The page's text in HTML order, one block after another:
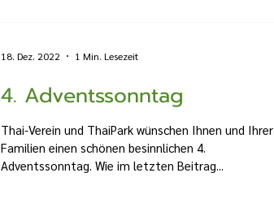
4. Adventssonntag
Thai-Verein und ThaiPark wünschen Ihnen und Ihrer
Familien einen schönen besinnlichen 4.
Adventssonntag. Wie im letzten Beitrag...
18. Dez. 2022 1 Min. Lesezeit